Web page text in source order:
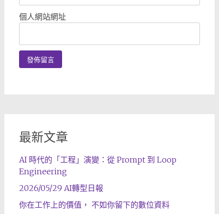
個人網站網址
最新文章
AI 時代的「工程」演變：從 Prompt 到 Loop
Engineering
2026/05/29 AI轉型日報
你在工作上的價值， 不如你留下的數位資料